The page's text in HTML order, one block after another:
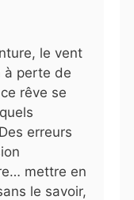
le vent
à perte de
rêve se
erreurs
mettre en
le savoir,